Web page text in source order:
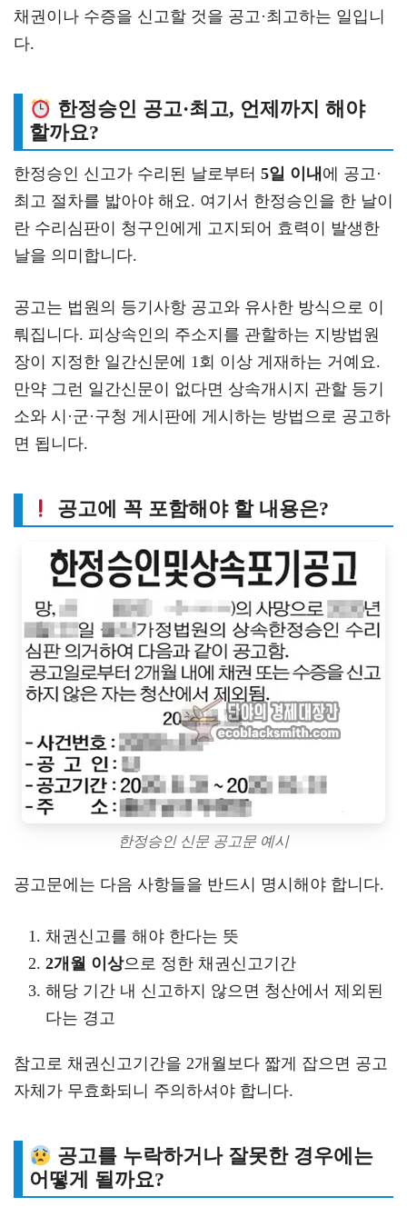
채권이나 수증을 신고할 것을 공고·최고하는 일입니
다.
한정승인 공고·최고, 언제까지 해야
할까요?
한정승인 신고가 수리된 날로부터 5일 이내 에 공고·
최고 절차를 밟아야 해요. 여기서 한정승인을 한 날이
란 수리심판이 청구인에게 고지되어 효력이 발생한
날을 의미합니다.
공고는 법원의 등기사항 공고와 유사한 방식으로 이
뤄집니다. 피상속인의 주소지를 관할하는 지방법원
장이 지정한 일간신문에 1회 이상 게재하는 거예요.
만약 그런 일간신문이 없다면 상속개시지 관할 등기
소와 시·군·구청 게시판에 게시하는 방법으로 공고하
면 됩니다.
공고에 꼭 포함해야 할 내용은?
한정승인 신문 공고문 예시
공고문에는 다음 사항들을 반드시 명시해야 합니다.
채권신고를 해야 한다는 뜻
2개월 이상으로 정한 채권신고기간
해당 기간 내 신고하지 않으면 청산에서 제외된
다는 경고
참고로 채권신고기간을 2개월보다 짧게 잡으면 공고
자체가 무효화되니 주의하셔야 합니다.
공고를 누락하거나 잘못한 경우에는
어떻게 될까요?